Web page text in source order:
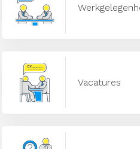
Vacatures